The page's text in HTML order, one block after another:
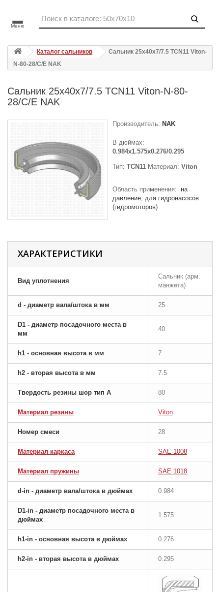
Меню
Каталог сальников
Сальник 25x40x7/7.5 TCN11 Viton-
N-80-28/C/E NAK
Сальник 25x40x7/7.5 TCN11 Viton-N-80-
28/C/E NAK
Производитель: NAK
В дюймах:
0.984x1.575x0.276/0.295
Тип: TCN11 Материал: Viton
Область применения:
на
давление для гидронасосов
(гидромоторов)
ХАРАКТЕРИСТИКИ
Вид уплотнения
Сальник (арм.
манжета)
d - диаметр вала/штока в мм 25
D1 - диаметр посадочного места в
мм
40
h1 - основная высота в мм 7
h2 - вторая высота в мм 7.5
Твердость резины шор тип A 80
Материал резины Viton
Номер смеси 28
Материал каркаса SAE 1008
Материал пружины SAE 1018
d-in - диаметр вала/штока в дюймах 0.984
D1-in - диаметр посадочного места в
дюймах
1.575
h1-in - основная высота в дюймах 0.276
h2-in - вторая высота в дюймах 0.295